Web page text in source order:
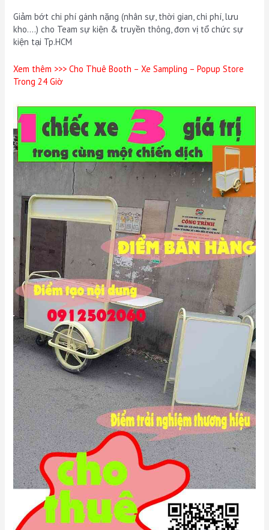
-
Savills
Summer
2026
tại
Cảng
Sài
Gòn"
quantity
Giảm bớt chi phí gánh nặng (nhân sự, thời gian, chi phí, lưu
kho….) cho Team sự kiện & truyền thông, đơn vị tổ chức sự
kiện tại Tp.HCM
Xem thêm >>>Cho Thuê Booth – Xe Sampling – Popup Store
Trong 24 Giờ